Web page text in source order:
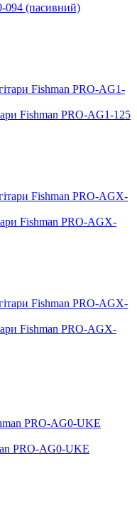
094 (пасивний)
Fishman PRO-AG1-125
Fishman PRO-AGX-
Fishman PRO-AGX-
PRO-AG0-UKE